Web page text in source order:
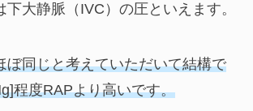
下大静脈（IVC）の圧といえます。
ぼ同じと考えていただいて結構で
程度RAPより高いです。